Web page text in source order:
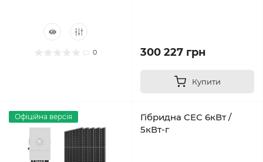
0 300 227 грн
Купити
Офіційна версія
Гібридна СЕС 6кВт /
5кВт-г